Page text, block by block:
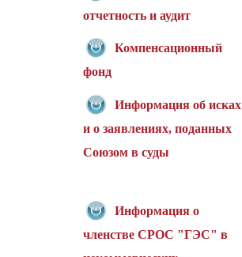
отчетность и аудит
Компенсационный
фонд
Информация об исках
и о заявлениях, поданных
Союзом в суды
Информация о
членстве СРОС "ГЭС" в